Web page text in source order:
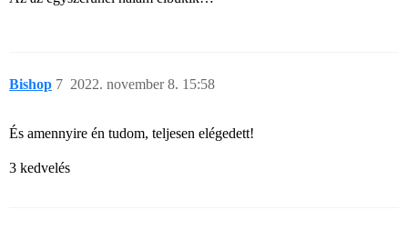
Bishop 2022. november 8. 15:58
7
És amennyire én tudom, teljesen elégedett!
3 kedvelés